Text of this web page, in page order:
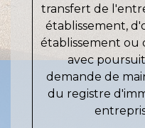
transfert de
établissement,
établissement ou
avec
demande de
du registre